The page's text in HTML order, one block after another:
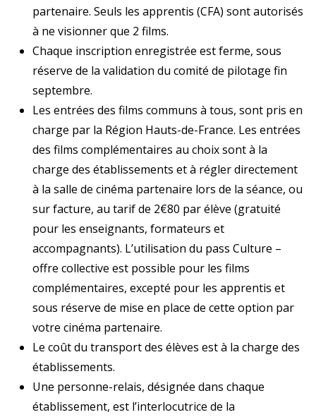
partenaire. Seuls les apprentis (CFA) sont autorisés
à ne visionner que 2 films.
Chaque inscription enregistrée est ferme, sous
réserve de la validation du comité de pilotage fin
septembre.
Les entrées des films communs à tous, sont pris en
charge par la Région Hauts-de-France. Les entrées
des films complémentaires au choix sont à la
charge des établissements et à régler directement
à la salle de cinéma partenaire lors de la séance, ou
sur facture, au tarif de 2€80 par élève (gratuité
pour les enseignants, formateurs et
accompagnants). L’utilisation du pass Culture –
offre collective est possible pour les films
complémentaires, excepté pour les apprentis et
sous réserve de mise en place de cette option par
votre cinéma partenaire.
Le coût du transport des élèves est à la charge des
établissements.
Une personne-relais, désignée dans chaque
établissement, est l’interlocutrice de la